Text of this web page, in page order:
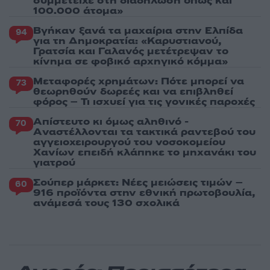
100.000 άτομα»
94 Βγήκαν ξανά τα μαχαίρια στην Ελπίδα
για τη Δημοκρατία: «Καρυστιανού,
Γρατσία και Γαλανός μετέτρεψαν το
κίνημα σε φοβικό αρχηγικό κόμμα»
73 Μεταφορές χρημάτων: Πότε μπορεί να
θεωρηθούν δωρεές και να επιβληθεί
φόρος – Τι ισχυεί για τις γονικές παροχές
70 Απίστευτο κι όμως αληθινό -
Aναστέλλονται τα τακτικά ραντεβού του
αγγειοχειρουργού του νοσοκομείου
Χανίων επειδή κλάπηκε το μηχανάκι του
γιατρού
60 Σούπερ μάρκετ: Νέες μειώσεις τιμών –
916 προϊόντα στην εθνική πρωτοβουλία,
ανάμεσά τους 130 σχολικά